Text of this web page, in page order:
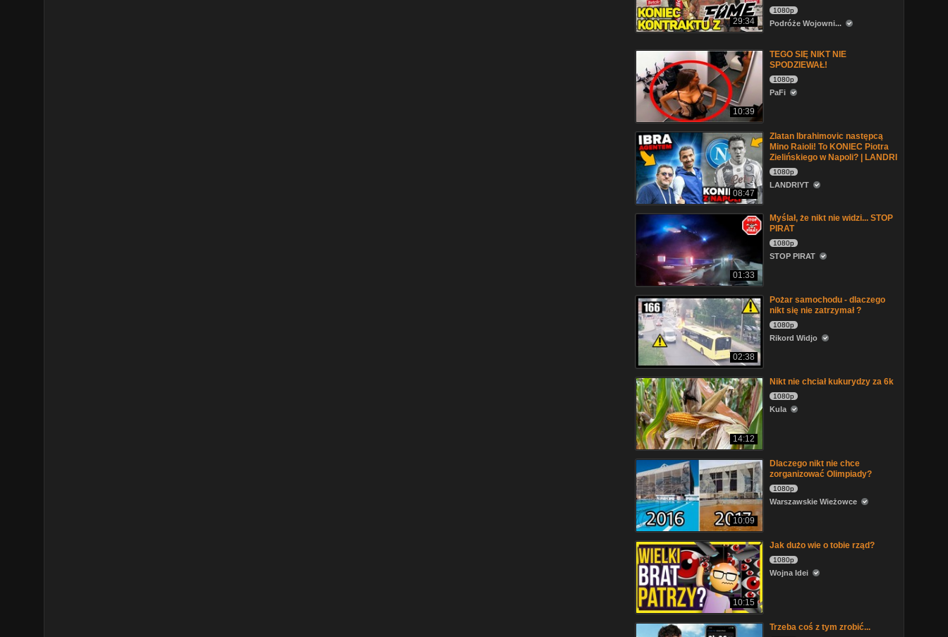
29:34
1080p
Podróże Wojowni...
10:39
TEGO SIĘ NIKT NIE
SPODZIEWAŁ!
1080p
PaFi
08:47
Zlatan Ibrahimovic następcą
Mino Raioli! To KONIEC Piotra
Zielińskiego w Napoli? | LANDRI
1080p
LANDRIYT
01:33
Myślał, że nikt nie widzi... STOP
PIRAT
1080p
STOP PIRAT
02:38
Pożar samochodu - dlaczego
nikt się nie zatrzymał ?
1080p
Rikord Widjo
14:12
Nikt nie chciał kukurydzy za 6k
1080p
Kula
10:09
Dlaczego nikt nie chce
zorganizować Olimpiady?
1080p
Warszawskie Wieżowce
10:15
Jak dużo wie o tobie rząd?
1080p
Wojna Idei
Trzeba coś z tym zrobić...